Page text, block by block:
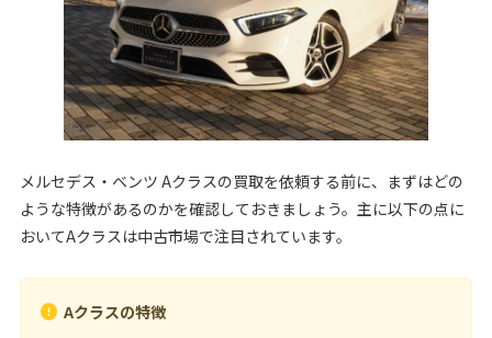
メルセデス・ベンツ Aクラスの買取を依頼する前に、まずはどの
ような特徴があるのかを確認しておきましょう。主に以下の点に
おいてAクラスは中古市場で注目されています。
Aクラスの特徴